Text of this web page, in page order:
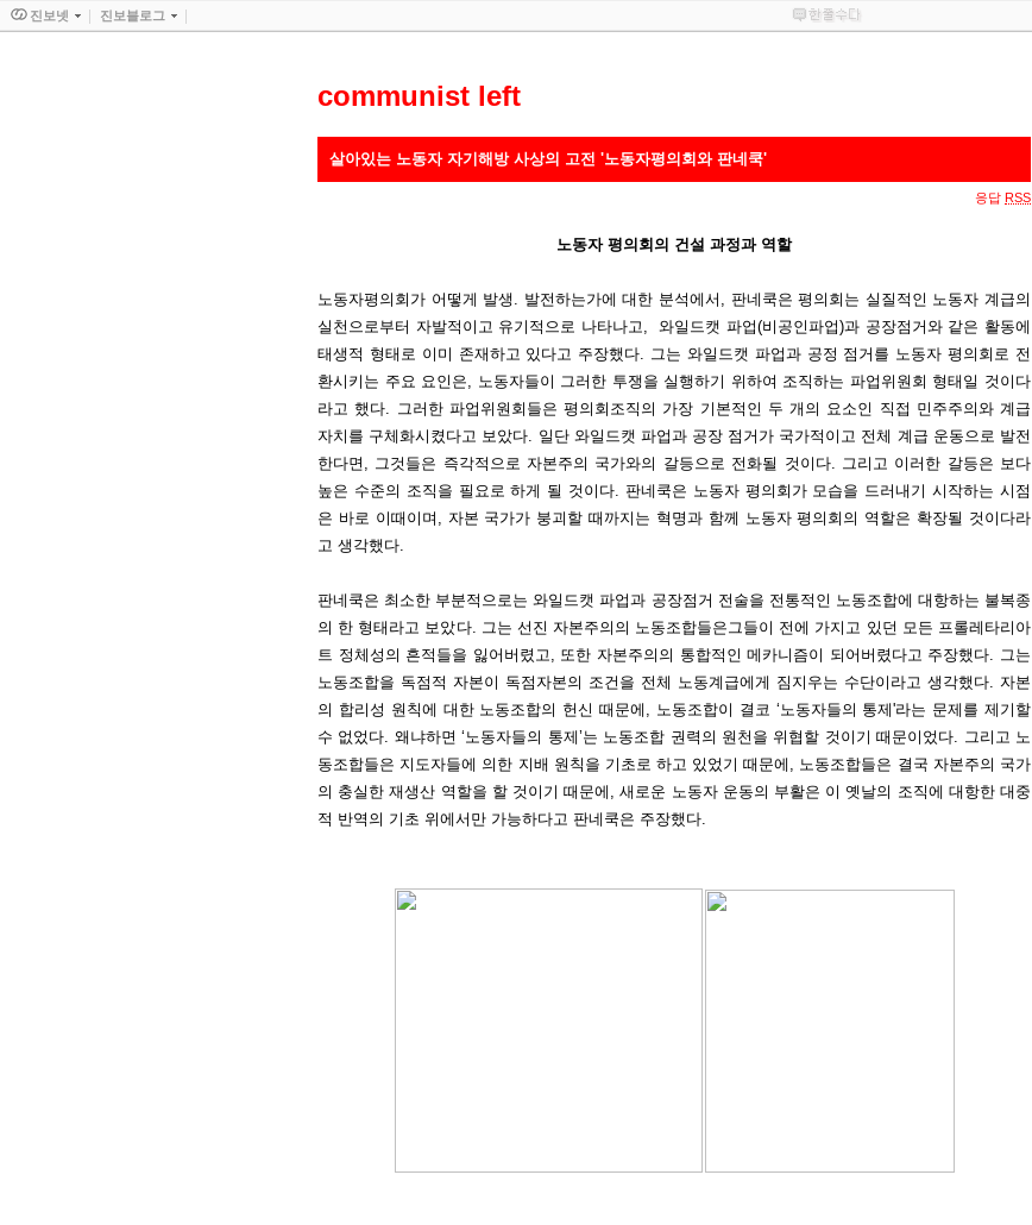
communist left
살아있는 노동자 자기해방 사상의 고전 '노동자평의회와 판네쿡'
응답 RSS
노동자 평의회의 건설 과정과 역할
노동자평의회가 어떻게 발생. 발전하는가에 대한 분석에서, 판네쿡은 평의회는 실질적인 노동자 계급의
실천으로부터 자발적이고 유기적으로 나타나고, 와일드캣 파업(비공인파업)과 공장점거와 같은 활동에
태생적 형태로 이미 존재하고 있다고 주장했다. 그는 와일드캣 파업과 공정 점거를 노동자 평의회로 전
환시키는 주요 요인은, 노동자들이 그러한 투쟁을 실행하기 위하여 조직하는 파업위원회 형태일 것이다
라고 했다. 그러한 파업위원회들은 평의회조직의 가장 기본적인 두 개의 요소인 직접 민주주의와 계급
자치를 구체화시켰다고 보았다. 일단 와일드캣 파업과 공장 점거가 국가적이고 전체 계급 운동으로 발전
한다면, 그것들은 즉각적으로 자본주의 국가와의 갈등으로 전화될 것이다. 그리고 이러한 갈등은 보다
높은 수준의 조직을 필요로 하게 될 것이다. 판네쿡은 노동자 평의회가 모습을 드러내기 시작하는 시점
은 바로 이때이며, 자본 국가가 붕괴할 때까지는 혁명과 함께 노동자 평의회의 역할은 확장될 것이다라
고 생각했다.
판네쿡은 최소한 부분적으로는 와일드캣 파업과 공장점거 전술을 전통적인 노동조합에 대항하는 불복종
의 한 형태라고 보았다. 그는 선진 자본주의의 노동조합들은그들이 전에 가지고 있던 모든 프롤레타리아
트 정체성의 흔적들을 잃어버렸고, 또한 자본주의의 통합적인 메카니즘이 되어버렸다고 주장했다. 그는
노동조합을 독점적 자본이 독점자본의 조건을 전체 노동계급에게 짐지우는 수단이라고 생각했다. 자본
의 합리성 원칙에 대한 노동조합의 헌신 때문에, 노동조합이 결코 ‘노동자들의 통제'라는 문제를 제기할
수 없었다. 왜냐하면 ‘노동자들의 통제’는 노동조합 권력의 원천을 위협할 것이기 때문이었다. 그리고 노
동조합들은 지도자들에 의한 지배 원칙을 기초로 하고 있었기 때문에, 노동조합들은 결국 자본주의 국가
의 충실한 재생산 역할을 할 것이기 때문에, 새로운 노동자 운동의 부활은 이 옛날의 조직에 대항한 대중
적 반역의 기초 위에서만 가능하다고 판네쿡은 주장했다.
진보넷 진보블로그